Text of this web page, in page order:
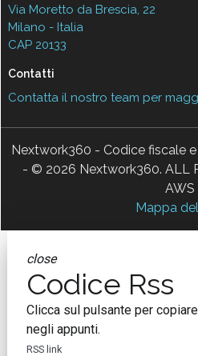
Via Moretto da Brescia, 22
Milano - Italia
CAP 20133
Contatti
Contatta il nostro team per
Nextwork360 - Codice fiscale
- © 2026 Nextwork360. ALL
AWS
Mappa
close
Codice Rss
Clicca sul pulsante per
negli appunti.
RSS link